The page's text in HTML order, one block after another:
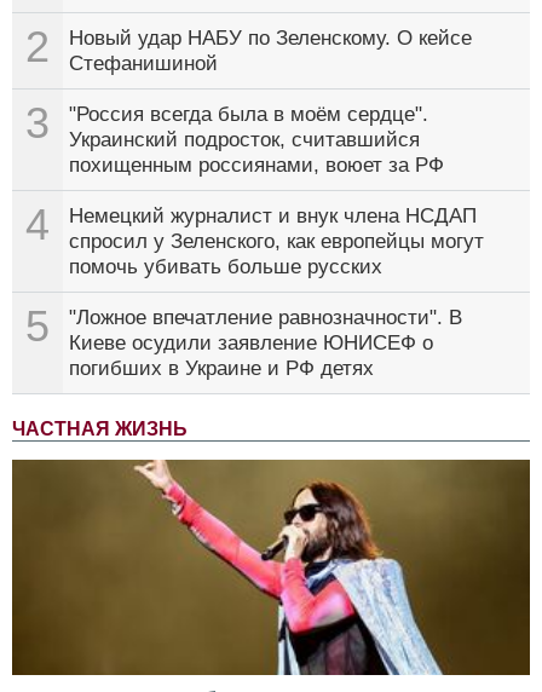
2
Новый удар НАБУ по Зеленскому. О кейсе
Стефанишиной
3
"Россия всегда была в моём сердце".
Украинский подросток, считавшийся
похищенным россиянами, воюет за РФ
4
Немецкий журналист и внук члена НСДАП
спросил у Зеленского, как европейцы могут
помочь убивать больше русских
5
"Ложное впечатление равнозначности". В
Киеве осудили заявление ЮНИСЕФ о
погибших в Украине и РФ детях
ЧАСТНАЯ ЖИЗНЬ